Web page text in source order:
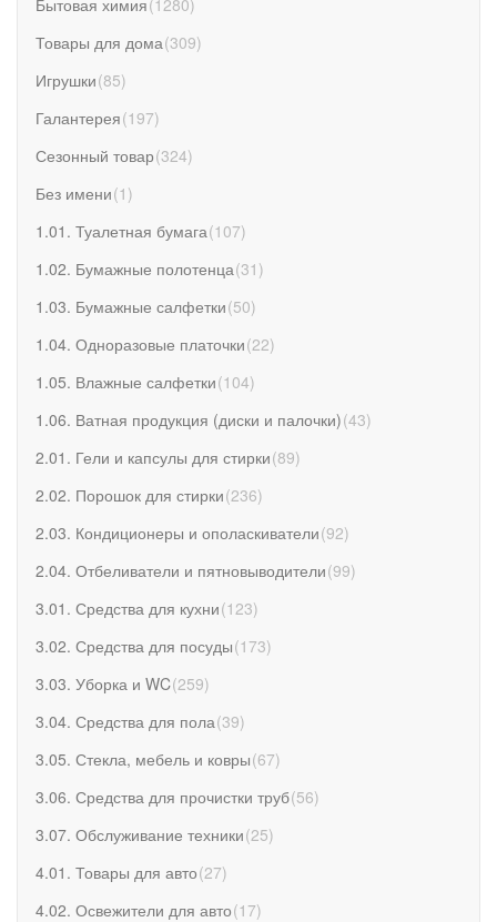
Товары для дома(309)
Игрушки(85)
Галантерея(197)
Сезонный товар(324)
Без имени(1 )
1.01. Туалетная бумага(107)
1.02. Бумажные полотенца(31 )
1.03. Бумажные салфетки(50)
1.04. Одноразовые платочки(22)
1.05. Влажные салфетки(104)
1.06. Ватная продукция (диски и палочки)(43)
2.01. Гели и капсулы для стирки(89)
2.02. Порошок для стирки(236)
2.03. Кондиционеры и ополаскиватели(92)
2.04. Отбеливатели и пятновыводители(99)
3.01. Средства для кухни(123)
3.02. Средства для посуды(173)
3.03. Уборка и WC(259)
3.04. Средства для пола(39)
3.05. Стекла, мебель и ковры(67)
3.06. Средства для прочистки труб(56)
3.07. Обслуживание техники(25)
4.01. Товары для авто(27)
4.02. Освежители для авто(17)